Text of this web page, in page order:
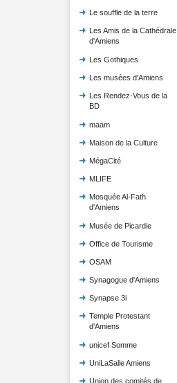
Le souffle de la terre
Les Amis de la Cathédrale
d'Amiens
Les Gothiques
Les musées d'Amiens
Les Rendez-Vous de la
BD
maam
Maison de la Culture
MégaCité
MLIFE
Mosquée Al-Fath
d'Amiens
Musée de Picardie
Office de Tourisme
OSAM
Synagogue d'Amiens
Synapse 3i
Temple Protestant
d'Amiens
unicef Somme
UniLaSalle Amiens
Union des comités de